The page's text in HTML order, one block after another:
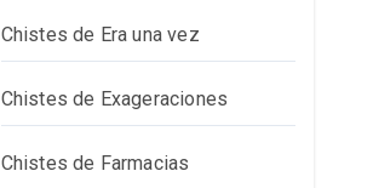
Chistes de Era una vez
Chistes de Exageraciones
Chistes de Farmacias